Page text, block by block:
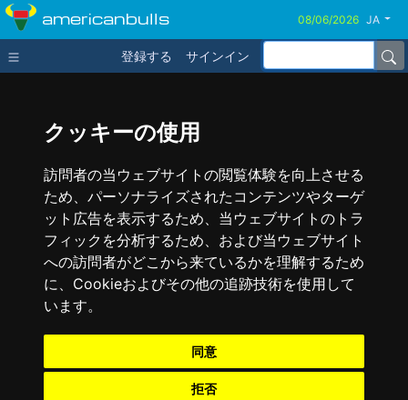
クッキーの使用
訪問者の当ウェブサイトの閲覧体験を向上させる
ため、パーソナライズされたコンテンツやターゲ
ット広告を表示するため、当ウェブサイトのトラ
フィックを分析するため、および当ウェブサイト
への訪問者がどこから来ているかを理解するため
に、Cookieおよびその他の追跡技術を使用して
います。
同意
拒否
americanbulls JA
登録する サインイン